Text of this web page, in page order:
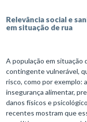
Relevância social e
em situação de rua
A população em situação
contingente vulnerável,
risco, como por exemplo:
insegurança alimentar,
danos físicos e
recentes mostram que